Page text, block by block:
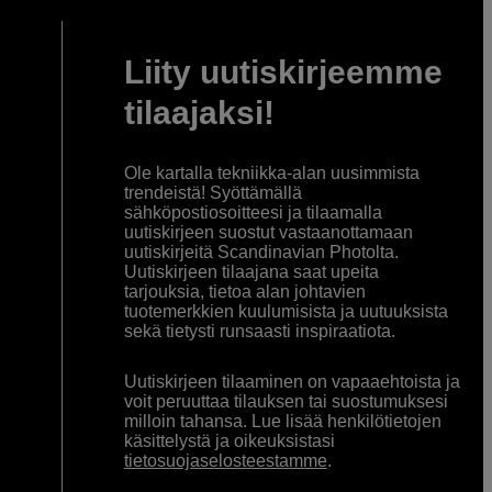
Liity uutiskirjeemme
tilaajaksi!
Ole kartalla tekniikka-alan uusimmista
trendeistä! Syöttämällä
sähköpostiosoitteesi ja tilaamalla
uutiskirjeen suostut vastaanottamaan
uutiskirjeitä Scandinavian Photolta.
Uutiskirjeen tilaajana saat upeita
tarjouksia, tietoa alan johtavien
tuotemerkkien kuulumisista ja uutuuksista
sekä tietysti runsaasti inspiraatiota.
Uutiskirjeen tilaaminen on vapaaehtoista ja
voit peruuttaa tilauksen tai suostumuksesi
milloin tahansa. Lue lisää henkilötietojen
käsittelystä ja oikeuksistasi
tietosuojaselosteestamme.